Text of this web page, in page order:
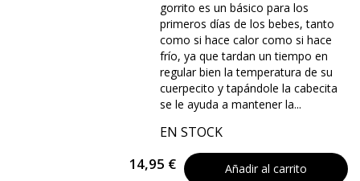
gorrito es un básico para los
primeros días de los bebes, tanto
como si hace calor como si hace
frío, ya que tardan un tiempo en
regular bien la temperatura de su
cuerpecito y tapándole la cabecita
se le ayuda a mantener la...
EN STOCK
14,95 € Añadir al carrito